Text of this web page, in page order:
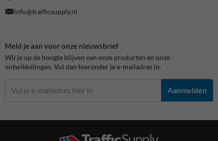
info@trafficsupply.nl
Meld je aan voor onze nieuwsbrief
Wil je op de hoogte blijven van onze producten en onze
ontwikkelingen. Vul dan hieronder je e-mailadres in.
Aanmelden